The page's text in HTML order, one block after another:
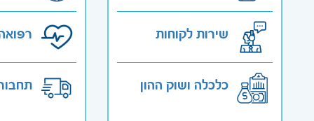
שירות לקוחות
כלכלה ושוק ההון